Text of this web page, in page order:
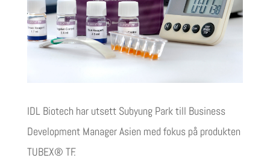
IDL Biotech har utsett Subyung Park till Business
Development Manager Asien med fokus på produkten
TUBEX® TF.